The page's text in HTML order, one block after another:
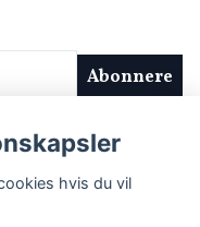
Abonnere
hvis du vil